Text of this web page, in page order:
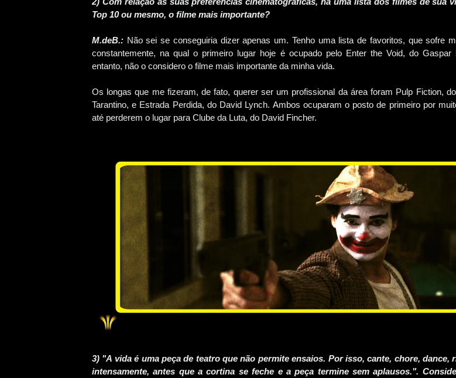
Top 10 ou mesmo, o filme mais importante?
M.deB.: Não sei se conseguiria dizer apenas um. Tenho uma lista de favoritos, que sofre
constantemente, na qual o primeiro lugar hoje é ocupado pelo Enter the Void, do Gaspar
entanto, não o considero o filme mais importante da minha vida.
Os longas que me fizeram, de fato, querer ser um profissional da área foram Pulp Fiction,
Tarantino, e Estrada Perdida, do David Lynch. Ambos ocuparam o posto de primeiro por
até perderem o lugar para Clube da Luta, do David Fincher.
3) "A vida é uma peça de teatro que não permite ensaios. Por isso, cante, chore, dance,
intensamente, antes que a cortina se feche e a peça termine sem aplausos.".